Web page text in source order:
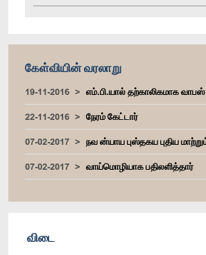
கேள்வியின் வரலாறு
19-11-2016
எம்.பி.யால் தற்காலிகமாக வாபஸ்
22-11-2016
நேரம் கேட்டார்
07-02-2017
நவ ன்யாய புஸ்தகய புதிய
07-02-2017
வாய்மொழியாக பதிலளித்தார்
விடை